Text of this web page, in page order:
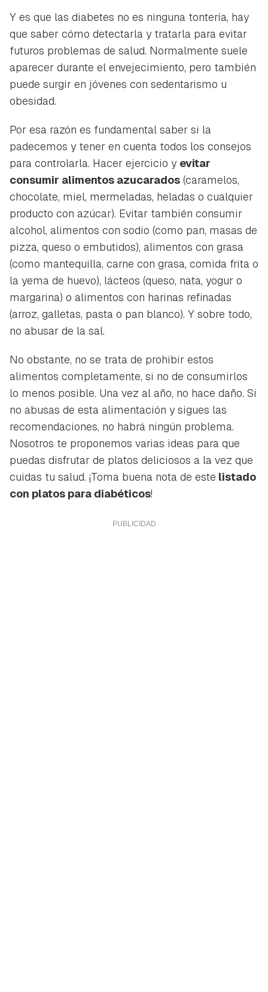
Y es que las diabetes no es ninguna tontería, hay
que saber cómo detectarla y tratarla para evitar
futuros problemas de salud. Normalmente suele
aparecer durante el envejecimiento, pero también
puede surgir en jóvenes con sedentarismo u
obesidad.
Por esa razón es fundamental saber si la
padecemos y tener en cuenta todos los consejos
para controlarla. Hacer ejercicio y evitar
consumir alimentos azucarados (caramelos,
chocolate, miel, mermeladas, heladas o cualquier
producto con azúcar). Evitar también consumir
alcohol, alimentos con sodio (como pan, masas de
pizza, queso o embutidos), alimentos con grasa
(como mantequilla, carne con grasa, comida frita o
la yema de huevo), lácteos (queso, nata, yogur o
margarina) o alimentos con harinas refinadas
(arroz, galletas, pasta o pan blanco). Y sobre todo,
no abusar de la sal.
No obstante, no se trata de prohibir estos
alimentos completamente, si no de consumirlos
lo menos posible. Una vez al año, no hace daño. Si
no abusas de esta alimentación y sigues las
recomendaciones, no habrá ningún problema.
Nosotros te proponemos varias ideas para que
puedas disfrutar de platos deliciosos a la vez que
cuidas tu salud. ¡Toma buena nota de este listado
con platos para diabéticos!